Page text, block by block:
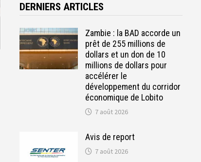
DERNIERS ARTICLES
Zambie : la BAD accorde un
prêt de 255 millions de
dollars et un don de 10
millions de dollars pour
accélérer le
développement du corridor
économique de Lobito
7 août 2026
Avis de report
7 août 2026